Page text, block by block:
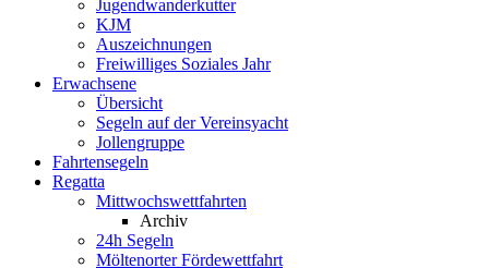
Jugendwanderkutter
KJM
Auszeichnungen
Freiwilliges Soziales Jahr
Erwachsene
Übersicht
Segeln auf der Vereinsyacht
Jollengruppe
Fahrtensegeln
Regatta
Mittwochswettfahrten
Archiv
24h Segeln
Möltenorter Fördewettfahrt